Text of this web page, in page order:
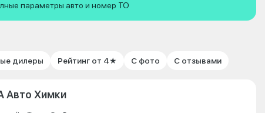
параметры авто и номер ТО
дилеры Рейтинг от 4★ С фото С отзывами
Авто Химки